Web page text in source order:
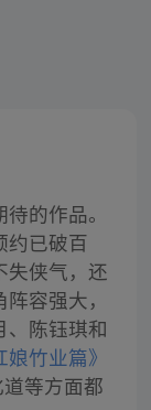
的作品。
约已破百
失侠气，还
容强大，
、陈钰琪和
娘竹业篇》
等方面都